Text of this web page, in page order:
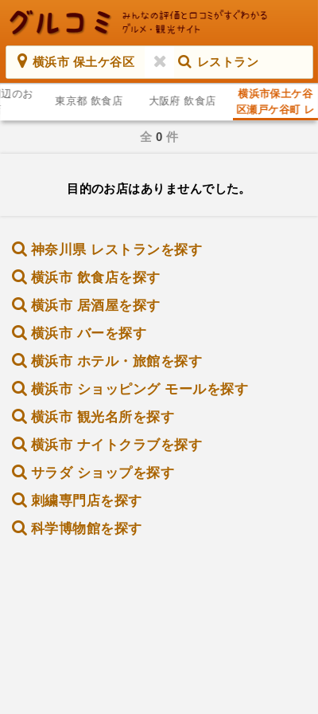
横浜市 保土ケ谷区 レストラン
のお
東京都 飲食店 大阪府 飲食店
横浜市保土ケ谷
区瀬戸ケ谷町 レ
ストラン
全 0 件
目的のお店はありませんでした。
神奈川県 レストランを探す
横浜市 飲食店を探す
横浜市 居酒屋を探す
横浜市 バーを探す
横浜市 ホテル・旅館を探す
横浜市 ショッピング モールを探す
横浜市 観光名所を探す
横浜市 ナイトクラブを探す
サラダ ショップを探す
刺繍専門店を探す
科学博物館を探す